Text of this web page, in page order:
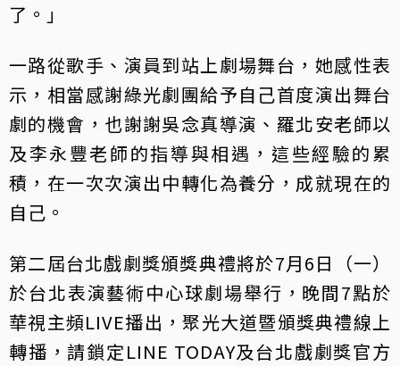
了。」
一路從歌手、演員到站上劇場舞台，她感性表
示，相當感謝綠光劇團給予自己首度演出舞台
劇的機會，也謝謝吳念真導演、羅北安老師以
及李永豐老師的指導與相遇，這些經驗的累
積，在一次次演出中轉化為養分，成就現在的
自己。
第二屆台北戲劇獎頒獎典禮將於7月6日（一）
於台北表演藝術中心球劇場舉行，晚間7點於
華視主頻LIVE播出，聚光大道暨頒獎典禮線上
轉播，請鎖定LINE TODAY及台北戲劇獎官方